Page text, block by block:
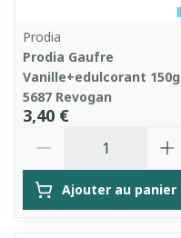
Prodia
Prodia Gaufre
Vanille+edulcorant 150g
5687 Revogan
3,40 €
Ajouter au panier